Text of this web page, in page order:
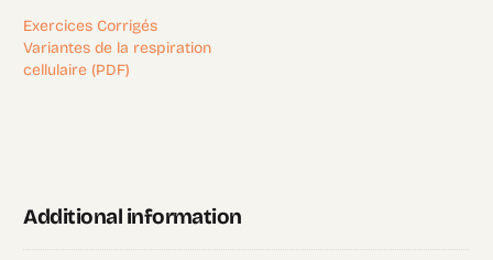
Exercices Corrigés
Variantes de la respiration
cellulaire (PDF)
Additional information